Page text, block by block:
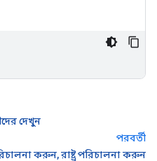
দেখুন
পরবর্তী
করুন, রাষ্ট্র পরিচালনা করুন